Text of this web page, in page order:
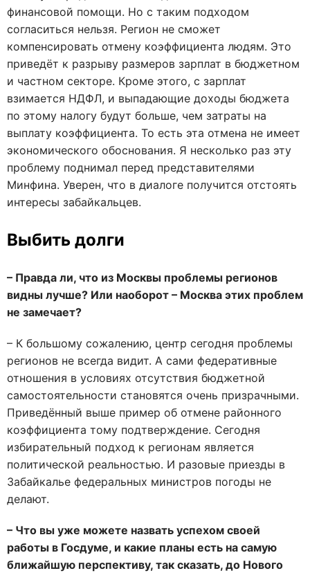
финансовой помощи. Но с таким подходом
согласиться нельзя. Регион не сможет
компенсировать отмену коэффициента людям. Это
приведёт к разрыву размеров зарплат в бюджетном
и частном секторе. Кроме этого, с зарплат
взимается НДФЛ, и выпадающие доходы бюджета
по этому налогу будут больше, чем затраты на
выплату коэффициента. То есть эта отмена не имеет
экономического обоснования. Я несколько раз эту
проблему поднимал перед представителями
Минфина. Уверен, что в диалоге получится отстоять
интересы забайкальцев.
Выбить долги
– Правда ли, что из Москвы проблемы регионов
видны лучше? Или наоборот – Москва этих проблем
не замечает?
– К большому сожалению, центр сегодня проблемы
регионов не всегда видит. А сами федеративные
отношения в условиях отсутствия бюджетной
самостоятельности становятся очень призрачными.
Приведённый выше пример об отмене районного
коэффициента тому подтверждение. Сегодня
избирательный подход к регионам является
политической реальностью. И разовые приезды в
Забайкалье федеральных министров погоды не
делают.
– Что вы уже можете назвать успехом своей
работы в Госдуме, и какие планы есть на самую
ближайшую перспективу, так сказать, до Нового